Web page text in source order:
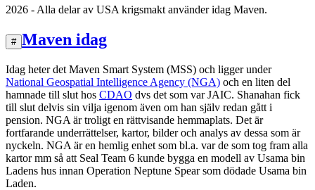
2026 - Alla delar av USA krigsmakt använder idag Maven.
# Maven idag
Idag heter det Maven Smart System (MSS) och ligger under
National Geospatial Intelligence Agency (NGA) och en liten del
hamnade till slut hos CDAO dvs det som var JAIC. Shanahan fick
till slut delvis sin vilja igenom även om han själv redan gått i
pension. NGA är troligt en rättvisande hemmaplats. Det är
fortfarande underrättelser, kartor, bilder och analys av dessa som är
nyckeln. NGA är en hemlig enhet som bl.a. var de som tog fram alla
kartor mm så att Seal Team 6 kunde bygga en modell av Usama bin
Ladens hus innan Operation Neptune Spear som dödade Usama bin
Laden.